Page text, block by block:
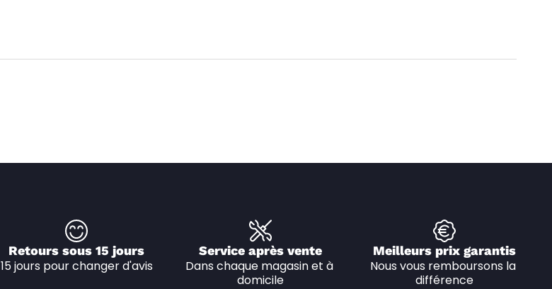
Retours sous 15 jours
15 jours pour changer d'avis
Service après vente
Dans chaque magasin et à
domicile
Meilleurs prix garantis
Nous vous remboursons la
différence